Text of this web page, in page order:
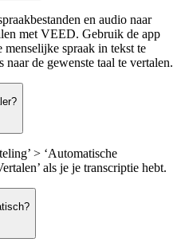
en audio naar
met VEED. Gebruik de app
menselijke spraak in tekst te
naar de gewenste taal te vertalen.
> ‘Automatische
als je je transcriptie hebt.